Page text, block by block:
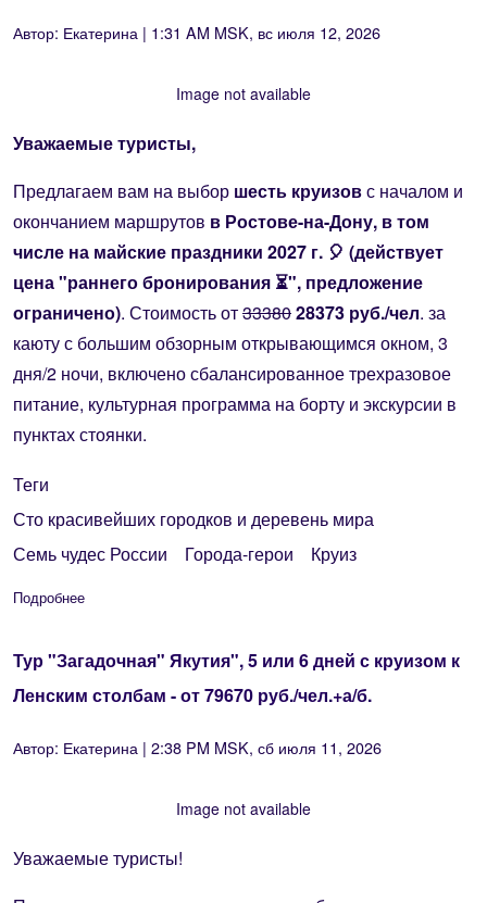
Автор: Екатерина | 1:31 AM MSK, вс июля 12, 2026
Image not available
Уважаемые туристы,
Предлагаем вам на выбор шесть круизовс началом и
окончанием маршрутов в Ростове-на-Дону, в том
числе на майские праздники 2027 г. 🎈 (действует
цена "раннего бронирования ⏳", предложение
ограничено). Стоимость от3338028373 руб./чел. за
каюту с большим обзорным открывающимся окном, 3
дня/2 ночи, включено сбалансированное трехразовое
питание, культурная программа на борту и экскурсии в
пунктах стоянки.
Теги
Сто красивейших городков и деревень мира
Семь чудес России
Города-герои Круиз
Подробнее
Тур "Загадочная" Якутия", 5 или 6 дней с круизом к
Ленским столбам - от 79670 руб./чел.+а/б.
Автор: Екатерина | 2:38 PM MSK, сб июля 11, 2026
Image not available
Уважаемые туристы!